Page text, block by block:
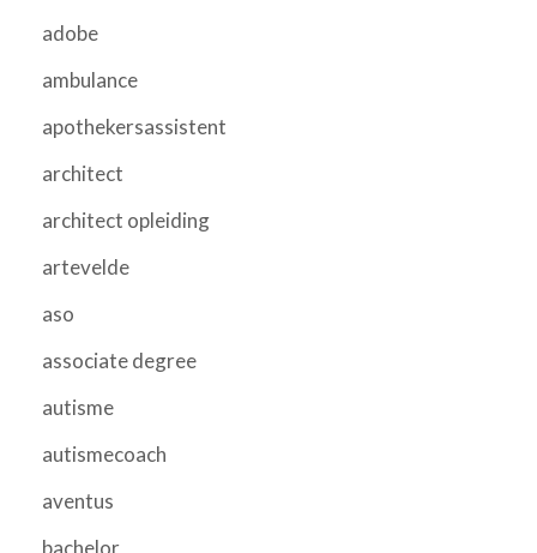
adobe
ambulance
apothekersassistent
architect
architect opleiding
artevelde
aso
associate degree
autisme
autismecoach
aventus
bachelor